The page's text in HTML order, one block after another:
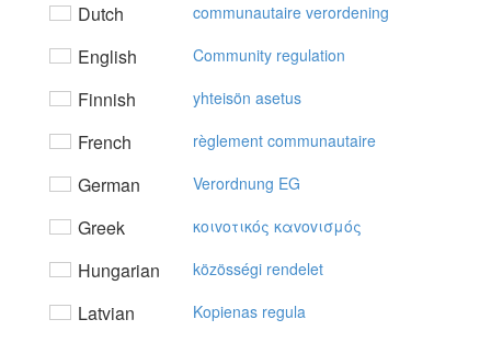
Dutch communautaire verordening
English Community regulation
Finnish yhteisön asetus
French règlement communautaire
German Verordnung EG
Greek κoιvoτικός καvovισμός
Hungarian közösségi rendelet
Latvian Kopienas regula